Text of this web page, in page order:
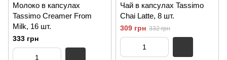
Молоко в капсулах
Tassimo Creamer From
Milk, 16 шт.
333 грн
Чай в капсулах Tassimo
Chai Latte, 8 шт.
309 грн 332 грн